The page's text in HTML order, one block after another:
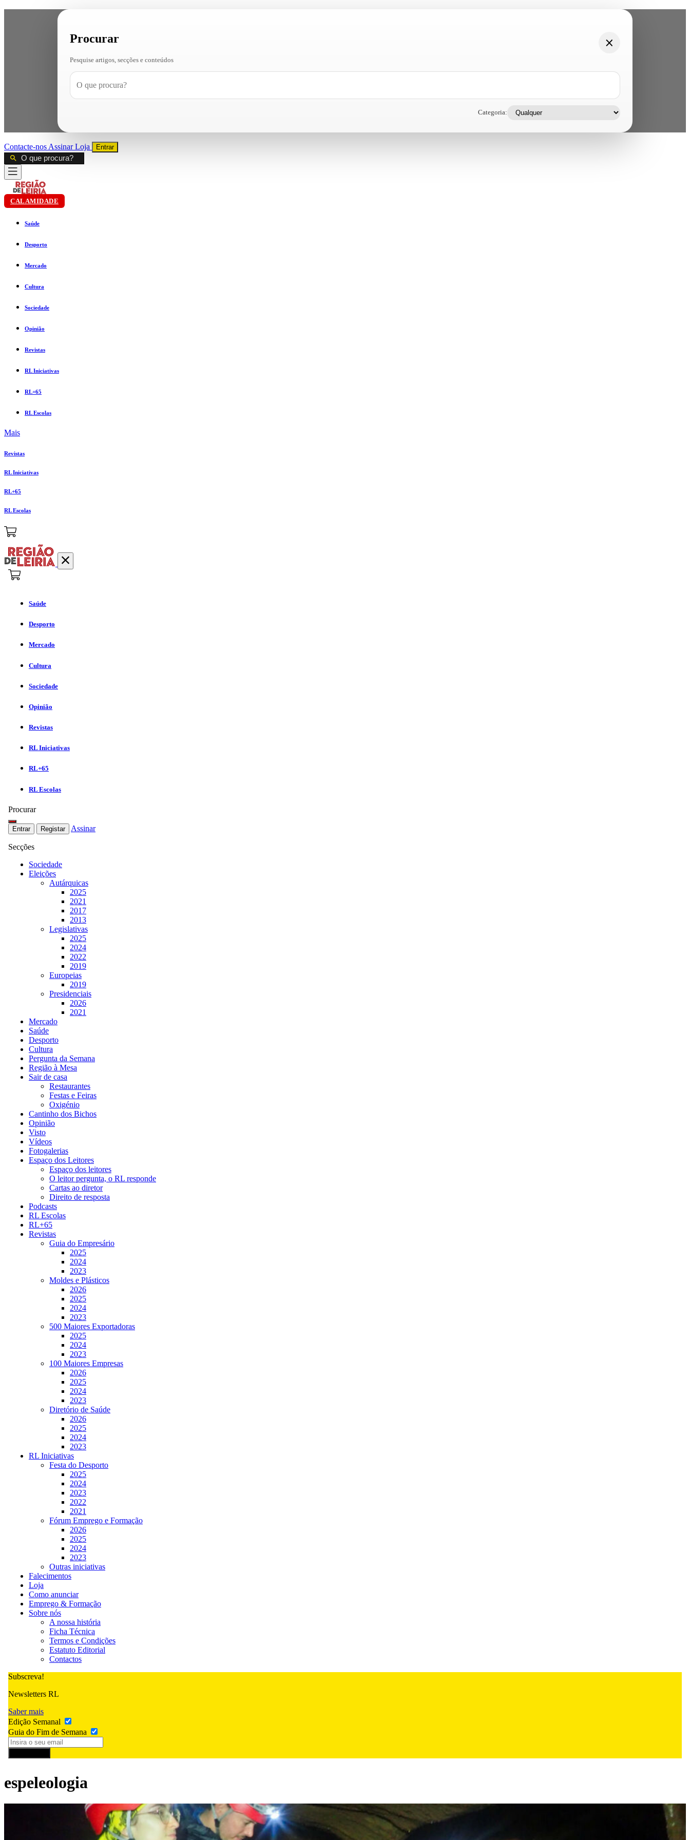
Procurar
Pesquise artigos, secções e conteúdos
Categoria:
Contacte-nos AssinarLoja Entrar
CALAMIDADE
Saúde
Desporto
Mercado
Cultura
Sociedade
Opinião
Revistas
RL Iniciativas
RL+65
RL Escolas
Mais
Revistas
RL Iniciativas
RL+65
RL Escolas
Saúde
Desporto
Mercado
Cultura
Sociedade
Opinião
Revistas
RL Iniciativas
RL+65
RL Escolas
Procurar
Entrar Registar Assinar
Secções
Sociedade
Eleições
Autárquicas
2025
2021
2017
2013
Legislativas
2025
2024
2022
2019
Europeias
2019
Presidenciais
2026
2021
Mercado
Saúde
Desporto
Cultura
Pergunta da Semana
Região à Mesa
Sair de casa
Restaurantes
Festas e Feiras
Oxigénio
Cantinho dos Bichos
Opinião
Visto
Vídeos
Fotogalerias
Espaço dos Leitores
Espaço dos leitores
O leitor pergunta, o RL responde
Cartas ao diretor
Direito de resposta
Podcasts
RL Escolas
RL+65
Revistas
Guia do Empresário
2025
2024
2023
Moldes e Plásticos
2026
2025
2024
2023
500 Maiores Exportadoras
2025
2024
2023
100 Maiores Empresas
2026
2025
2024
2023
Diretório de Saúde
2026
2025
2024
2023
RL Iniciativas
Festa do Desporto
2025
2024
2023
2022
2021
Fórum Emprego e Formação
2026
2025
2024
2023
Outras iniciativas
Falecimentos
Loja
Como anunciar
Emprego & Formação
Sobre nós
A nossa história
Ficha Técnica
Termos e Condições
Estatuto Editorial
Contactos
Subscreva!
Newsletters RL
Saber mais
Edição Semanal
Guia do Fim de Semana
espeleologia